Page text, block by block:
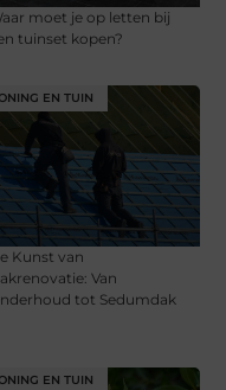
moet je op letten bij
tuinset kopen?
EN TUIN
Kunst van
Van
tot Sedumdak
EN TUIN